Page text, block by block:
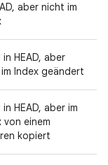
aber nicht im
HEAD, aber
Index geändert
HEAD, aber im
von einem
kopiert